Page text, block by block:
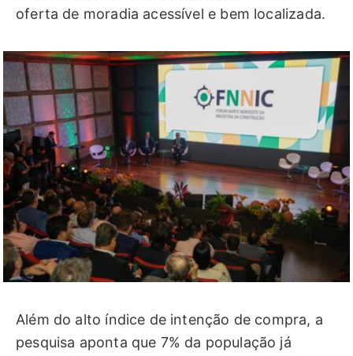
oferta de moradia acessível e bem localizada.
Além do alto índice de intenção de compra, a
pesquisa aponta que 7% da população já